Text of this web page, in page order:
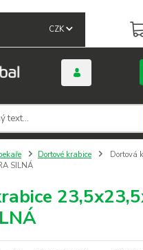
CZK
Dortové krabice
Dortová
SILNÁ